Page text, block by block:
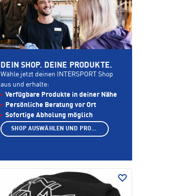
DEIN SHOP. DEINE PRODUKTE.
Wähle jetzt deinen INTERSPORT Shop
aus und erhalte:
Verfügbare Produkte in deiner Nähe
Persönliche Beratung vor Ort
Sofortige Abholung möglich
SHOP AUSWÄHLEN UND PRODUKTE ANZEIGEN